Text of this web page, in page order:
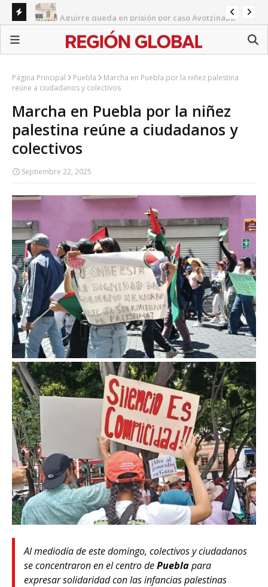
Ángel Aguirre queda en prisión por caso Ayotzinapa
Congreso de Puebla concentra agenda en reformas
sectoriales mientras persisten pendientes estatales
Página Principal Puebla
Marcha en Puebla por la niñez palestina
reúne a ciudadanos y colectivos
Marcha en Puebla por la niñez
palestina reúne a ciudadanos y
colectivos
Septiembre 22, 2025
Al mediodía de este domingo, colectivos y ciudadanos
se concentraron en el centro dePueblapara
expresar solidaridad con las infancias palestinas